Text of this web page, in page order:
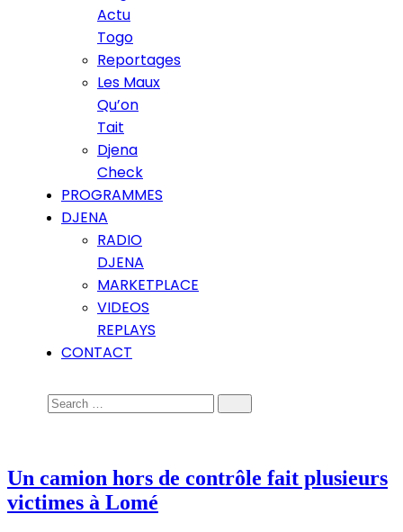
Actu
Togo
Reportages
Les Maux
Qu’on
Tait
Djena
Check
PROGRAMMES
DJENA
RADIO
DJENA
MARKETPLACE
VIDEOS
REPLAYS
CONTACT
Un camion hors de contrôle fait plusieurs
victimes à Lomé